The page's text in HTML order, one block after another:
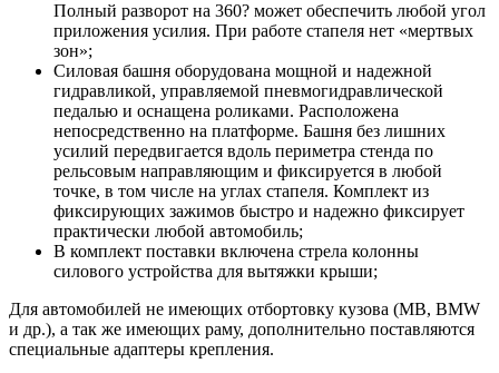
Полный разворот на 360? может обеспечить любой угол
приложения усилия. При работе стапеля нет «мертвых
зон»;
Силовая башня оборудована мощной и надежной
гидравликой, управляемой пневмогидравлической
педалью и оснащена роликами. Расположена
непосредственно на платформе. Башня без лишних
усилий передвигается вдоль периметра стенда по
рельсовым направляющим и фиксируется в любой
точке, в том числе на углах стапеля. Комплект из
фиксирующих зажимов быстро и надежно фиксирует
практически любой автомобиль;
В комплект поставки включена стрела колонны
силового устройства для вытяжки крыши;
Для автомобилей не имеющих отбортовку кузова (MB, BMW
и др.), а так же имеющих раму, дополнительно поставляются
специальные адаптеры крепления.